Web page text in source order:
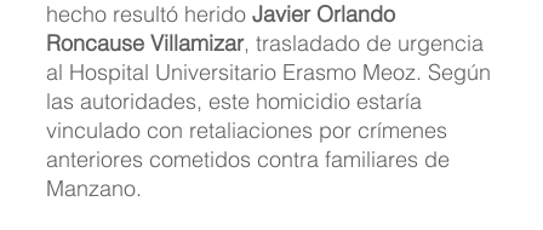
hecho resultó herido Javier Orlando
Roncause Villamizar, trasladado de urgencia
al Hospital Universitario Erasmo Meoz. Según
las autoridades, este homicidio estaría
vinculado con retaliaciones por crímenes
anteriores cometidos contra familiares de
Manzano.